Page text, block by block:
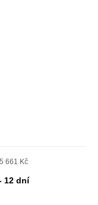
661 Kč
12 dní